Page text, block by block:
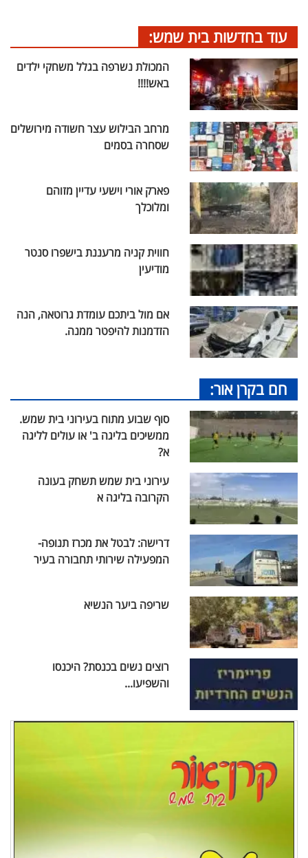
עוד בחדשות בית שמש:
המכולת נשרפה בגלל משחקי ילדים
באש!!!!
מרחב הבילוש עצר חשודה מירושלים
שסחרה בסמים
פארק אורי וישעי עדיין מזוהם
ומלוכלך
חווית קניה מרעננת בישפרו סנטר
מודיעין
אם מול ביתכם עומדת גרוטאה, הנה
הזדמנות להיפטר ממנה.
חם בקרן אור:
סוף שבוע מתוח בעירוני בית שמש.
ממשיכים בליגה ב' או עולים לליגה
א?
עירוני בית שמש תשחק בעונה
הקרובה בליגה א
דרישה: לבטל את מכרז תנופה-
המפעילה שירותי תחבורה בעיר
שריפה ביער הנשיא
רוצים נשים בכנסת? היכנסו
והשפיעו...